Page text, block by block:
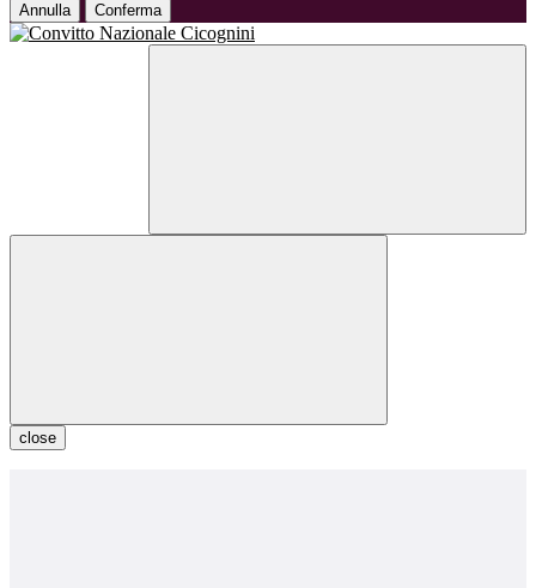
Annulla Conferma
close